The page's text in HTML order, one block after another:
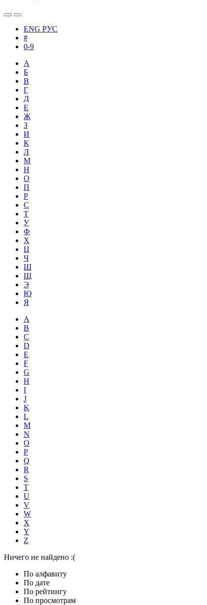
ENG РУС
#
0-9
А
Б
В
Г
Д
Е
Ж
З
И
К
Л
М
Н
О
П
Р
С
Т
У
Ф
Х
Ц
Ч
Ш
Щ
Э
Ю
Я
A
B
C
D
E
F
G
H
I
J
K
L
M
N
O
P
Q
R
S
T
U
V
W
X
Y
Z
Ничего не найдено :(
По алфавиту
По дате
По рейтингу
По просмотрам